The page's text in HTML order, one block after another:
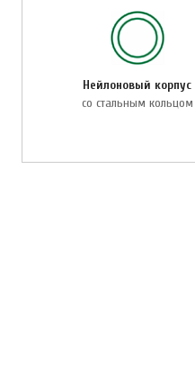
Нейлоновый корпус
со стальным кольцом